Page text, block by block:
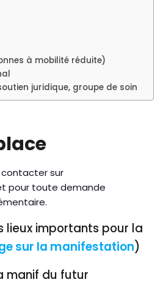
à mobilité réduite)
juridique, groupe de soin
contacter sur
pour toute demande
lieux importants pour la
sur la manifestation)
manif du futur